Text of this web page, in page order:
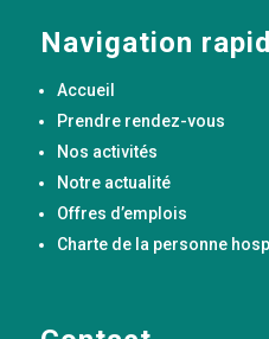
Navigation
Accueil
Prendre rendez-vous
Nos activités
Notre actualité
Offres d’emplois
Charte de la personne